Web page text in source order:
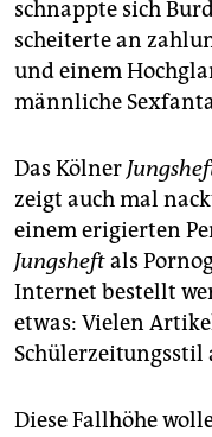
schnappte sich
scheiterte an
und einem
männliche
Das Kölner
zeigt auch mal
einem erigierten
Jungsheftals
Internet bestellt
etwas: Vielen
Schülerzeitungsstil
Diese Fallhöhe